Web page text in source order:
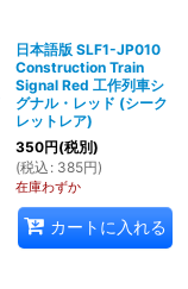
日本語版 SLF1-JP010
Construction Train
Signal Red 工作列車シ
グナル・レッド (シーク
レットレア)
350円(税別)
(税込 : 385円)
在庫わずか
カートに入れる